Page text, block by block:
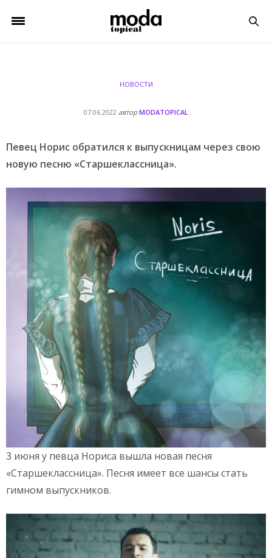
НОВОСТИ
07.06.2022 автор MODATOPICAL
Певец Норис обратился к выпускницам через свою
новую песню «Старшеклассница».
3 июня у певца Нориса вышла новая песня
«Старшеклассница». Песня имеет все шансы стать
гимном выпускников.